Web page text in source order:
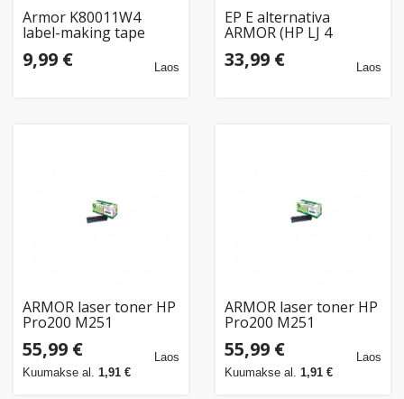
Armor K80011W4
label-making tape
Black on white
9,99 € Laos
EP E alternativa
ARMOR (HP LJ 4
EPE/EX 6.800 str.,
kompat. s 92298A)
33,99 € Laos
ARMOR laser toner HP
Pro200 M251
55,99 €
Kuumakse al. 1,91 €
Laos
ARMOR laser toner HP
Pro200 M251
55,99 €
Kuumakse al. 1,91 €
Laos